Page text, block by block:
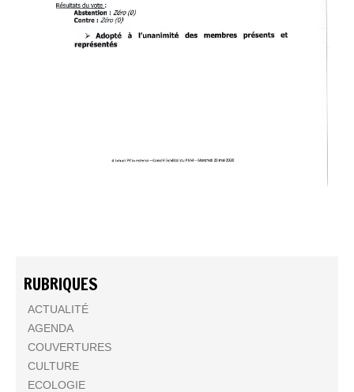
RUBRIQUES
ACTUALITÉ
AGENDA
COUVERTURES
CULTURE
ECOLOGIE